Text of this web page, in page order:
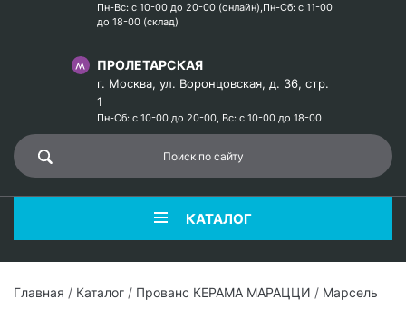
Пн-Вс: с 10-00 до 20-00 (онлайн),Пн-Сб: с 11-00
до 18-00 (склад)
ПРОЛЕТАРСКАЯ
г. Москва, ул. Воронцовская, д. 36, стр.
1
Пн-Сб: с 10-00 до 20-00, Вс: с 10-00 до 18-00
КАТАЛОГ
Главная / Каталог / Прованс КЕРАМА МАРАЦЦИ / Марсель